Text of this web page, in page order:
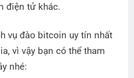
điện tử khác.
vụ đào bitcoin uy tín nhất
vì vậy bạn có thể tham
nhé: